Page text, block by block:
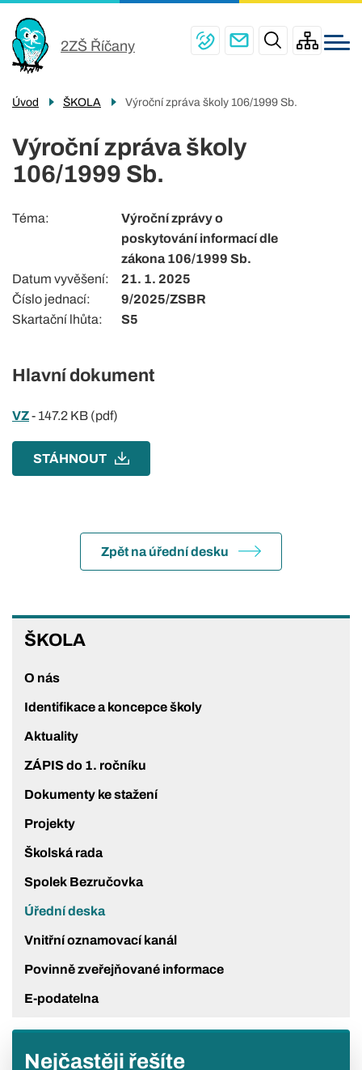
hlavnímu
obsahu
navigace
ŠKOLA
PRO ŽÁKY
ŠKOLNÍ DRUŽINA
KONTAKTY
2ZŠ Říčany
ŠKOLA
ŠKOLA
O nás
Identifikace a koncepce školy
Aktuality
ZÁPIS do 1. ročníku
Dokumenty ke stažení
Projekty
Školská rada
Spolek Bezručovka
Úřední deska
Vnitřní oznamovací kanál
Povinně zveřejňované informace
E-podatelna
Nejčastěji řešíte
Úvod ŠKOLA Výroční zpráva školy 106/1999 Sb.
Výroční zpráva školy
106/1999 Sb.
Téma
Výroční zprávy o
poskytování informací dle
zákona 106/1999 Sb.
Datum vyvěšení
21. 1. 2025
Číslo jednací
9/2025/ZSBR
Skartační lhůta
S5
Hlavní dokument
VZ- 147.2 KB (pdf)
STÁHNOUT
Zpět na úřední desku